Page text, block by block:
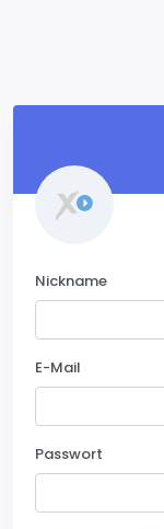
Nickname
E-Mail
Passwort